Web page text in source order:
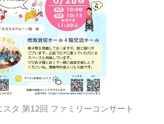
タ 第12回 ファミリーコンサート